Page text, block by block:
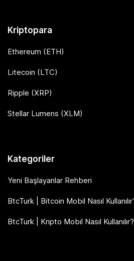
Kriptopara
Ethereum (ETH)
Litecoin (LTC)
Ripple (XRP)
Stellar Lumens (XLM)
Kategoriler
Yeni Başlayanlar Rehberi
BtcTurk | Bitcoin Mobil Nasıl
BtcTurk | Kripto Mobil Nasıl Kullanılır?